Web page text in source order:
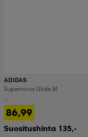
ADIDAS
Supernova Glide M
86,99
Suositushinta 135,-